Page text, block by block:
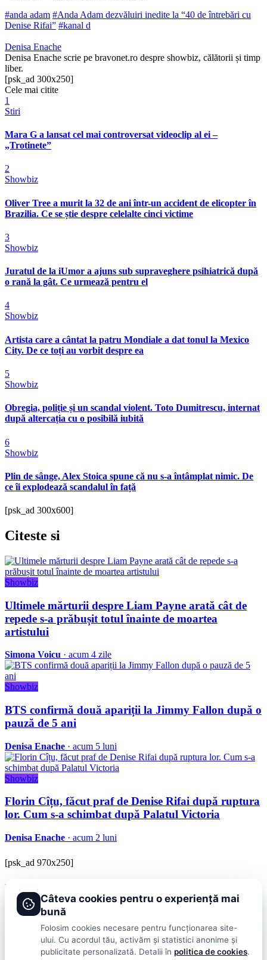
#anda adam #Anda Adam dezvăluiri inedite la “40 de întrebări cu
Denise Rifai” #kanal d
Denisa Enache
Denisa Enache scrie pe bravonet.ro despre showbiz, călătorii și timp
liber.
[psk_ad 300x250]
Cele mai citite
1
Stiri
Mara G a lansat cel mai controversat videoclip al ei –
„Trotinete”
2
Showbiz
Oliver Tree a murit la 32 de ani într-un accident de elicopter în
Brazilia. Ce se știe despre celelalte cinci victime
3
Showbiz
Juratul de la iUmor a ajuns sub supraveghere psihiatrică după
o rană la gât. Ce urmează pentru el
4
Showbiz
Artista care a cântat la patru Mondiale a dat tonul la Mexico
City. De ce toți au vorbit despre ea
5
Showbiz
Obregia, poliție și un scandal violent. Toto Dumitrescu, internat
după altercația cu o posibilă iubită
6
Showbiz
Plin de sânge, Alex Stoica spune că nu s-a întâmplat nimic. De
ce îi explodează scandalul în față
[psk_ad 300x600]
Citeste si
Showbiz
Ultimele mărturii despre Liam Payne arată cât de
repede s-a prăbușit totul înainte de moartea
artistului
Simona Voicu · acum 4 zile
Showbiz
BTS confirmă două apariții la Jimmy Fallon după o
pauză de 5 ani
Denisa Enache · acum 5 luni
Showbiz
Florin Cîțu, făcut praf de Denise Rifai după ruptura
lor. Cum s-a schimbat după Palatul Victoria
Denisa Enache · acum 2 luni
[psk_ad 970x250]
BRAVOnet
Showbiz, vedete si tot ce misca in lumea mondena
ShowbizPublicitateLifestyleHealth & BeautyCasa si Gradina
Câteva cookies pentru o experiență mai
bună
Folosim cookies necesare pentru funcționarea site-
ului. Cu acordul tău, activăm și statistici anonime și
publicitate personalizată. Detalii în politica de cookies.